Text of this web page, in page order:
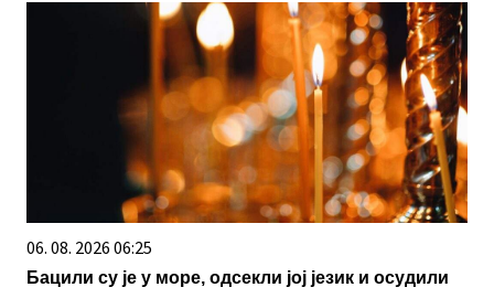
06. 08. 2026 06:25
Бацили су је у море, одсекли јој језик и осудили